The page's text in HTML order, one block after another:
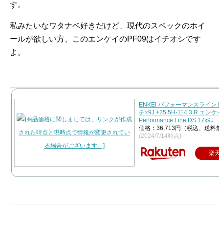
す。
私みたいなワタナベ好きだけど、現代のスペックのホイ
ールが欲しい方、このエンケイのPF09はイチオシです
よ。
ENKEI パフォーマンスライン
チ×9J +25 5H-114.3 R エンケ
Performance Line DS 17x9J
価格：36,713円（税込、送料
(2024/7/14時点)
楽